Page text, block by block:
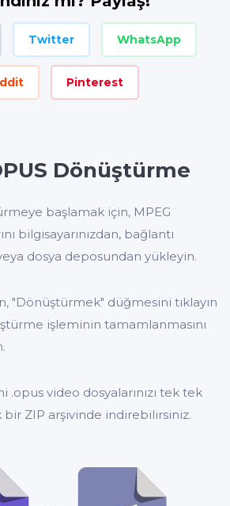
Twitter WhatsApp
Pinterest
Dönüştürme
başlamak için, MPEG
bilgisayarınızdan, bağlantı
dosya deposundan yükleyin.
"Dönüştürmek" düğmesini tıklayın
işleminin tamamlanmasını
.opus video dosyalarınızı tek tek
bir ZIP arşivinde indirebilirsiniz.